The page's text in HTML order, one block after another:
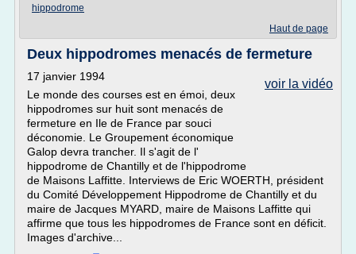
hippodrome
Haut de page
Deux hippodromes menacés de fermeture
voir la vidéo
17 janvier 1994
Le monde des courses est en émoi, deux
hippodromes sur huit sont menacés de
fermeture en Ile de France par souci
déconomie. Le Groupement économique
Galop devra trancher. Il s'agit de l'
hippodrome de Chantilly et de l'hippodrome
de Maisons Laffitte. Interviews de Eric WOERTH, président
du Comité Développement Hippodrome de Chantilly et du
maire de Jacques MYARD, maire de Maisons Laffitte qui
affirme que tous les hippodromes de France sont en déficit.
Images d'archive...